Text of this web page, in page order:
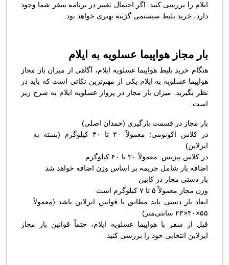
ایلام را بررسی کنید. اگر احتمال تغییر در برنامه سفر شما وجود
دارد، خرید بلیط سیستمی گزینه بهتری خواهد بود.
بار مجاز هواپیما عسلویه به ایلام
هنگام خرید بلیط هواپیما عسلویه ایلام، آگاهی از میزان باز مجاز
هواپیما عسلویه به ایلام یکی از مهم‌ترین نکاتی است که باید در
نظر بگیرید. میزان بار مجاز در پرواز عسلویه ایلام به شرح زیر
است:
بار مجاز در قسمت بارگیری (چمدان اصلی)
در کلاس اکونومی: معمولاً ۲۰ تا ۳۰ کیلوگرم (بسته به
ایرلاین)
در کلاس بیزنس: معمولاً ۳۰ تا ۴۰ کیلوگرم
اضافه بار شامل جریمه بر اساس وزن اضافه خواهد شد
بار دستی مجاز در کابین
وزن مجاز معمولاً ۵ تا ۷ کیلوگرم است
ابعاد بار دستی باید مطابق با قوانین ایرلاین باشد (معمولاً
۵۵×۴۰×۲۳ سانتی‌متر)
قبل از سفر با هواپیما عسلویه ایلام، حتماً قوانین بار مجاز
ایرلاین انتخابی خود را بررسی کنید.